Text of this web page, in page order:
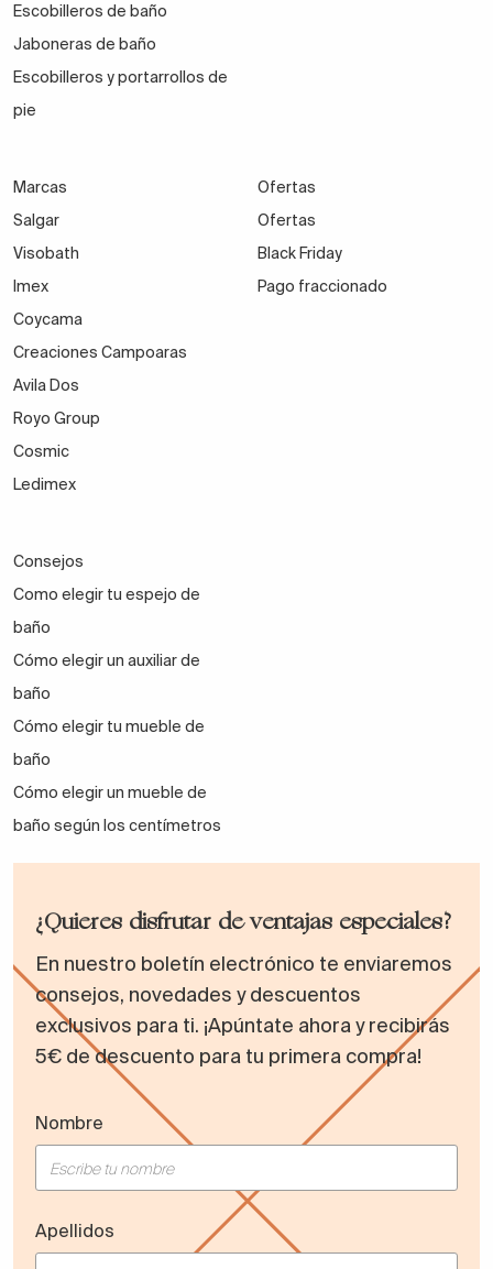
Escobilleros de baño
Jaboneras de baño
Escobilleros y portarrollos de
pie
Marcas
Salgar
Visobath
Imex
Coycama
Creaciones Campoaras
Avila Dos
Royo Group
Cosmic
Ledimex
Ofertas
Ofertas
Black Friday
Pago fraccionado
Consejos
Como elegir tu espejo de
baño
Cómo elegir un auxiliar de
baño
Cómo elegir tu mueble de
baño
Cómo elegir un mueble de
baño según los centímetros
¿Quieres disfrutar de ventajas especiales?
En nuestro boletín electrónico te enviaremos
consejos, novedades y descuentos
exclusivos para ti. ¡Apúntate ahora y recibirás
5€ de descuento para tu primera compra!
Nombre
Apellidos